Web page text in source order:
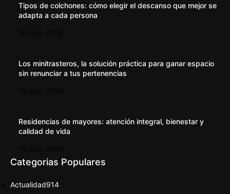
Tipos de colchones: cómo elegir el descanso que mejor se
adapta a cada persona
Los minitrasteros, la solución práctica para ganar espacio
sin renunciar a tus pertenencias
Residencias de mayores: atención integral, bienestar y
calidad de vida
Categorias Populares
Actualidad914